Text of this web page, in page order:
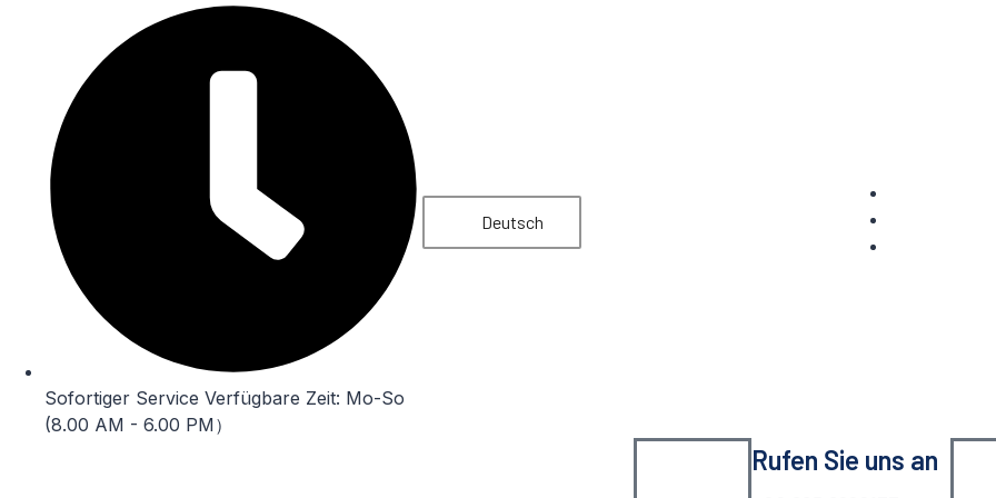
Sofortiger Service Verfügbare Zeit: Mo-So
(8.00 AM - 6.00 PM）
Deutsch
Rufen Sie uns an